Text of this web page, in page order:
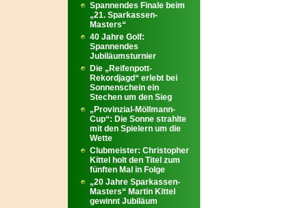
Spannendes Finale beim
„21. Sparkassen-
Masters“
40 Jahre Golf:
Spannendes
Jubiläumsturnier
Die „Reifenpott-
Rekordjagd“ erlebt bei
Sonnenschein ein
Stechen um den Sieg
„Provinzial-Möllmann-
Cup“: Die Sonne strahlte
mit den Spielern um die
Wette
Clubmeister: Christopher
Kittel holt den Titel zum
fünften Mal in Folge
„20 Jahre Sparkassen-
Masters“ Martin Kittel
gewinnt Jubiläum